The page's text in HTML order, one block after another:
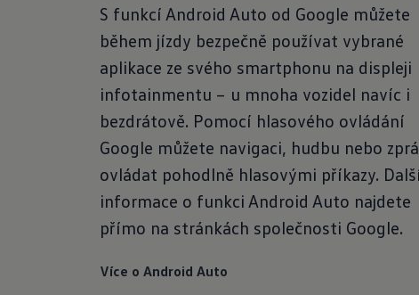
S funkcí Android Auto od Google můžete
během jízdy bezpečně používat vybrané
aplikace ze svého smartphonu na displeji
infotainmentu – u mnoha vozidel navíc i
bezdrátově. Pomocí hlasového ovládání
Google můžete navigaci, hudbu nebo
ovládat pohodlně hlasovými příkazy.
informace o funkci Android Auto najdete
přímo na stránkách společnosti Google.
Více o Android Auto